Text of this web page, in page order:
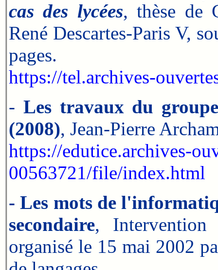
cas des lycées, thèse de
René Descartes-Paris V,
pages.
https://tel.archives-
- Les travaux du
(2008), Jean-Pierre
https://edutice.archives-
00563721/file/index.html
- Les mots de
secondaire, Intervention
organisé le 15 mai 2002